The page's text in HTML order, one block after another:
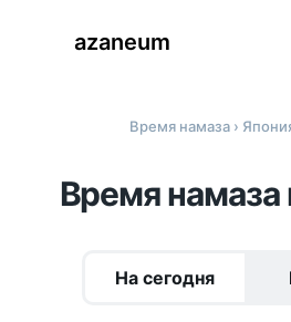
azaneum
Время намаза ›
Время намаза
На сегодня